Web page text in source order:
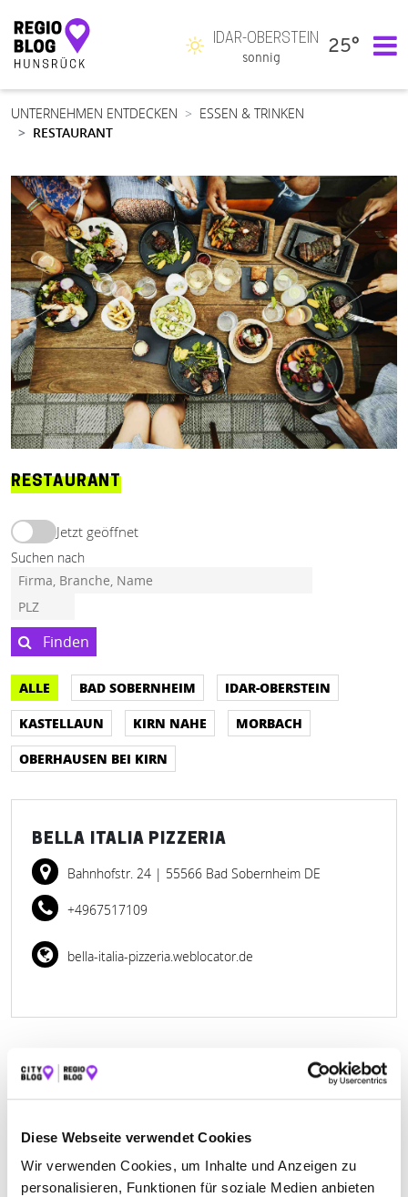
Diese Webseite verwendet Cookies
Wir verwenden Cookies, um Inhalte und Anzeigen zu
personalisieren, Funktionen für soziale Medien anbieten
Hauptnavigation
IDAR-OBERSTEIN
sonnig
25°
UNTERNEHMEN ENTDECKEN
ESSEN & TRINKEN
RESTAURANT
RESTAURANT
Jetzt geöffnet
Suchen nach
Finden
ALLE BAD SOBERNHEIM
IDAR-OBERSTEIN
KASTELLAUN
KIRN NAHE
MORBACH
OBERHAUSEN BEI KIRN
BELLA ITALIA PIZZERIA
Bahnhofstr. 24 | 55566 Bad Sobernheim DE
+4967517109
bella-italia-pizzeria.weblocator.de
FLUGPLATZ-GASTSTÄTTE IDAR-
| 55743 Idar-Oberstein DE